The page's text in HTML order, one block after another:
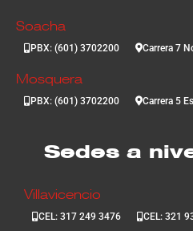
Soacha
PBX: (601) 3702200 Carrera 7
Mosquera
PBX: (601) 3702200 Carrera 5
Sedes a
Villavicencio
CEL: 317 249 3476
CEL: 321